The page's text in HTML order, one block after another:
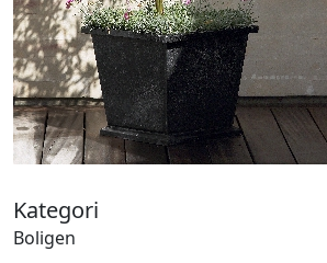
Jagt
Jul
Kærlighed, bryllup
Kommunikation, nyhedsformidling
Køretøjer
Landbrug
Lov, orden
Lyd, billede
Mad, drikke
Mærkedage
Kategori
Boligen